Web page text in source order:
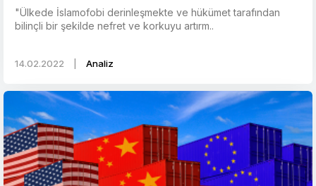
"Ülkede İslamofobi derinleşmekte ve hükümet tarafından
bilinçli bir şekilde nefret ve korkuyu artırm..
14.02.2022 Analiz